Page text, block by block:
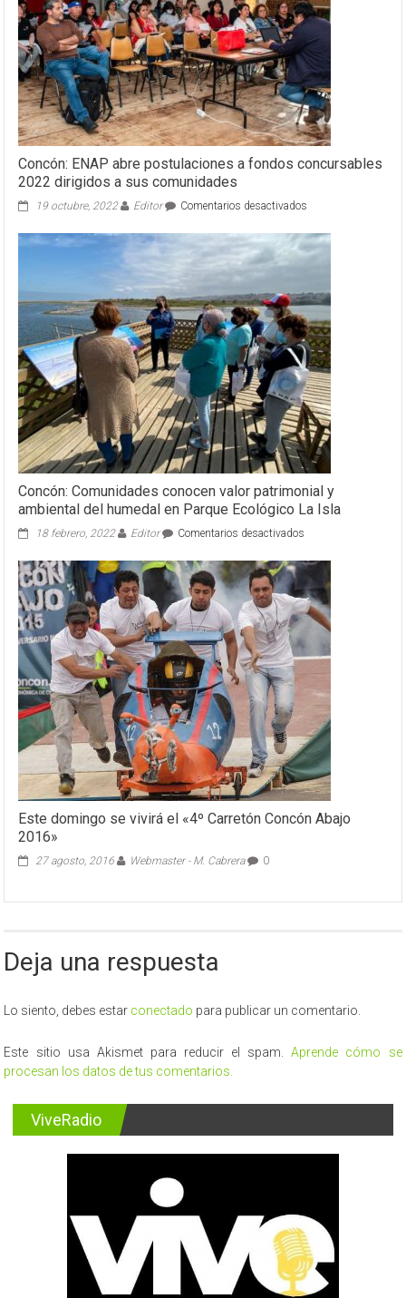
Concón: ENAP abre postulaciones a fondos concursables
2022 dirigidos a sus comunidades
19 octubre, 2022 Editor Comentarios desactivados
ENAP
abre
fondos
concursables
2022
dirigidos
a
sus
comunidades
Concón: Comunidades conocen valor patrimonial y
ambiental del humedal en Parque Ecológico La Isla
18 febrero, 2022 Editor Comentarios desactivados
Comunidades
conocen
valor
patrimonial
ambiental
del
Parque
Ecológico
La
Isla
Este domingo se vivirá el «4º Carretón Concón Abajo
2016»
27 agosto, 2016 Webmaster - M. Cabrera 0
Deja una respuesta
Lo siento, debes estar conectado para publicar un comentario.
Este sitio usa Akismet para reducir el spam.Aprende cómo se
procesan los datos de tus comentarios.
ViveRadio